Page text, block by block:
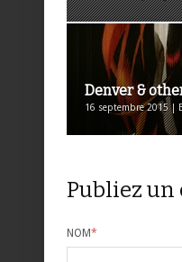
Denver &
16 septembre 2015 |
Publiez
NOM*